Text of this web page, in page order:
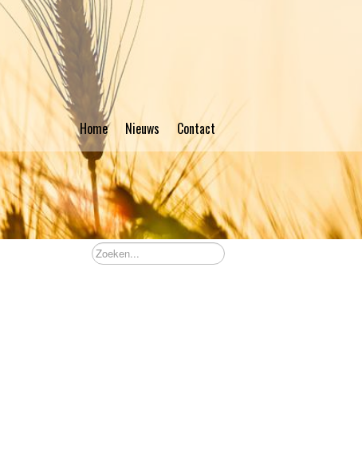
Home Nieuws Contact